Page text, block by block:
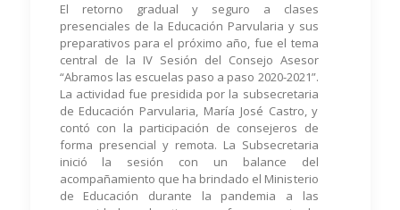
El retorno gradual y seguro a clases
presenciales de la Educación Parvularia y sus
preparativos para el próximo año, fue el tema
central de la IV Sesión del Consejo Asesor
“Abramos las escuelas paso a paso 2020-2021”.
La actividad fue presidida por la subsecretaria
de Educación Parvularia, María José Castro, y
contó con la participación de consejeros de
forma presencial y remota. La Subsecretaria
inició la sesión con un balance del
acompañamiento que ha brindado el Ministerio
de Educación durante la pandemia a las